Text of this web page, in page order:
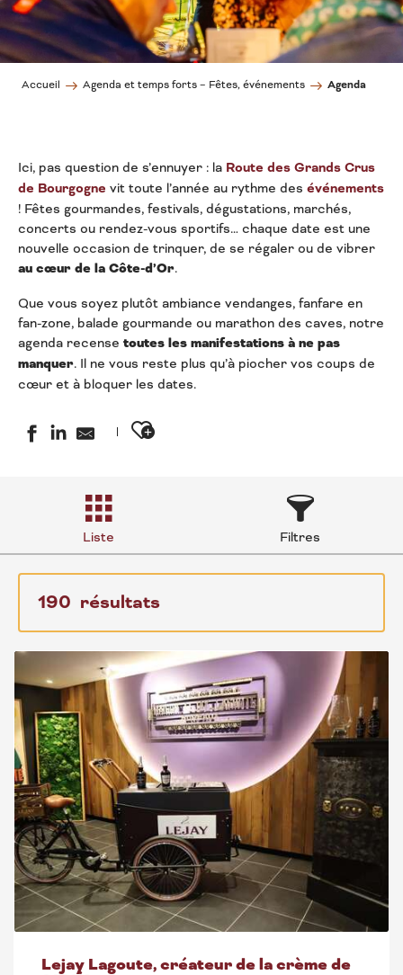
Accueil Agenda et temps forts – Fêtes, événements Agenda
Ici, pas question de s’ennuyer : la Route des Grands Crus
de Bourgogne vit toute l’année au rythme des événements
! Fêtes gourmandes, festivals, dégustations, marchés,
concerts ou rendez-vous sportifs… chaque date est une
nouvelle occasion de trinquer, de se régaler ou de vibrer
au cœur de la Côte-d’Or.
Que vous soyez plutôt ambiance vendanges, fanfare en
fan-zone, balade gourmande ou marathon des caves, notre
agenda recense toutes les manifestations à ne pas
manquer. Il ne vous reste plus qu’à piocher vos coups de
cœur et à bloquer les dates.
Ajouter aux favoris
Liste Filtres
190 résultats
Lejay Lagoute, créateur de la crème de